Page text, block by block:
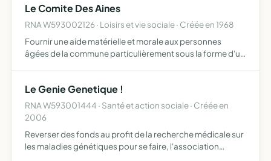
Le Comite Des Aines
RNA W593002126 · Loisirs et vie sociale · Créée en 1968
Fournir une aide matérielle et morale aux personnes
âgées de la commune particulièrement sous la forme d'un
Le Genie Genetique !
RNA W593001444 · Santé et action sociale · Créée en
2006
Reverser des fonds au profit de la recherche médicale sur
les maladies génétiques pour se faire, l'association